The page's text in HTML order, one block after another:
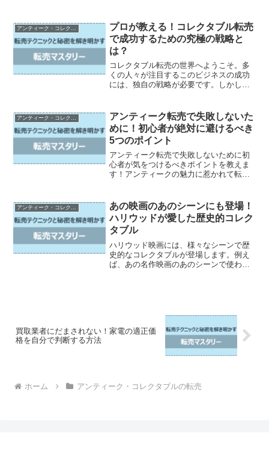
収集が盛んになってきました。しかし、
一般の方々にはアンティ...
プロが教える！コレクタブル転売
で成功するための究極の戦略と
は？
コレクタブル転売の世界へようこそ。多
くの人々が注目するこのビジネスの成功
には、独自の戦略が必要です。しかし、
すいお手本のスタイルで、コレクタブル
転売で成功するための究極...
アンティーク・コレクタブルの転売
アンティーク転売で失敗しないた
めに！初心者が絶対に避けるべき
5つのポイント
アンティーク転売で失敗しないために初
心者が気をつけるべきポイントを教えま
す！アンティークの魅力に惹かれて転売
の記事では、アンティーク転売初心者向
けに、失敗しないために絶...
アンティーク・コレクタブルの転売
あの映画のあのシーンにも登場！
ハリウッドが愛した歴史的コレク
タブル
ハリウッド映画には、様々なシーンで歴
史的なコレクタブルが登場します。例え
ば、あの名作映画のあのシーンで使われ
買取業者にだまされない！家電の適正価
格を自分で判断する方法
ホーム アンティーク・コレクタブルの転売